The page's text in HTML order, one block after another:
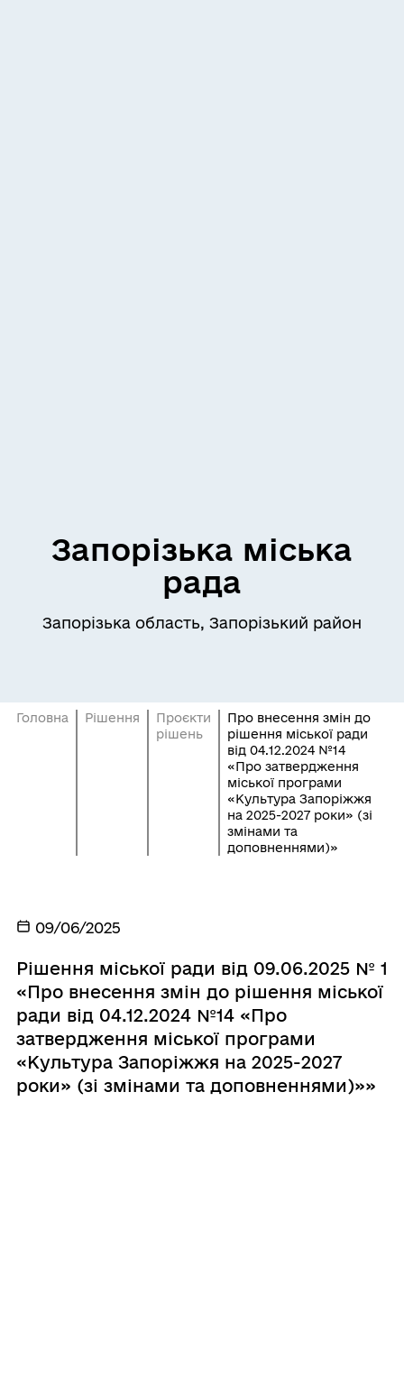
Запорізька міська
рада
Запорізька область, Запорізький район
Головна Рішення
Проєкти
рішень
Про внесення змін до
рішення міської ради
від 04.12.2024 №14
«Про затвердження
міської програми
«Культура Запоріжжя
на 2025-2027 роки» (зі
змінами та
доповненнями)»
09/06/2025
Рішення міської ради від 09.06.2025 № 1
«Про внесення змін до рішення міської
ради від 04.12.2024 №14 «Про
затвердження міської програми
«Культура Запоріжжя на 2025-2027
роки» (зі змінами та доповненнями)»»